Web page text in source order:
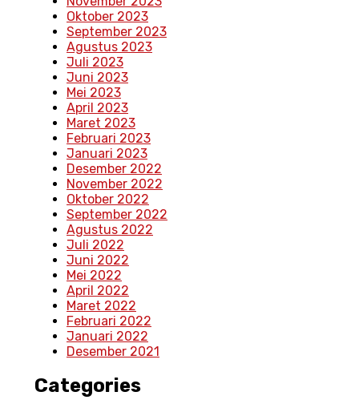
Oktober 2023
September 2023
Agustus 2023
Juli 2023
Juni 2023
Mei 2023
April 2023
Maret 2023
Februari 2023
Januari 2023
Desember 2022
November 2022
Oktober 2022
September 2022
Agustus 2022
Juli 2022
Juni 2022
Mei 2022
April 2022
Maret 2022
Februari 2022
Januari 2022
Desember 2021
Categories